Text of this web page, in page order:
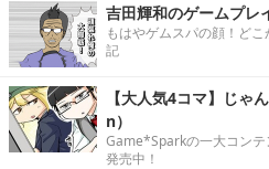
吉田輝和のゲームプレ
もはやゲムスパの顔！ど
記
【大人気4コマ】じ
n）
Game*Sparkの一大コン
発売中！